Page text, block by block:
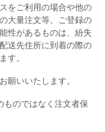
をご利用の場合や他の
大量注文等、ご登録の
性があるものは、紛失
送先住所に到着の際の
す。
願いいたします。
ものではなく注文者保